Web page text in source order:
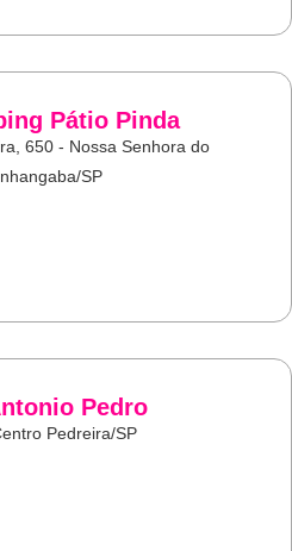
Pátio Pinda
650 - Nossa Senhora do
SP
Pedro
Pedreira/SP